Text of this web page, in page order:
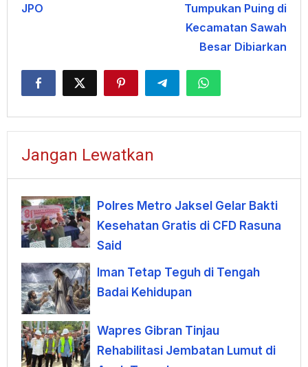
JPO
Tumpukan Puing di
Kecamatan Sawah
Besar Dibiarkan
Jangan Lewatkan
Polres Metro Jaksel Gelar Bakti
Kesehatan Gratis di CFD Rasuna
Said
Iman Tetap Teguh di Tengah
Badai Kehidupan
Wapres Gibran Tinjau
Rehabilitasi Jembatan Lumut di